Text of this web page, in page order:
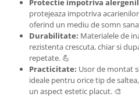
protejeaza impotriva
oferind un mediu de somn
Durabilitate: Materialele de
rezistenta crescuta, chiar si
repetate. 💪
Practicitate: Usor de montat
ideale pentru orice tip de
un aspect estetic placut. 🎨